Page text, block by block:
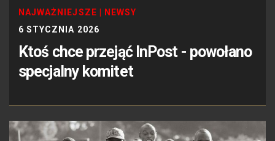
NAJWAŻNIEJSZE
NEWSY
6 STYCZNIA 2026
Ktoś chce przejąć InPost - powołano
specjalny komitet